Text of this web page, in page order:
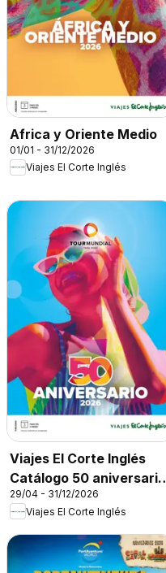
Africa y Oriente Medio
01/01 - 31/12/2026
Viajes El Corte Inglés
Viajes El Corte Inglés
Catálogo 50 aniversario
Tourmundial
29/04 - 31/12/2026
Viajes El Corte Inglés